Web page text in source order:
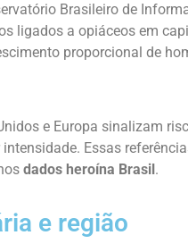
Brasileiro de
ligados a opiáceos em
proporcional de
e Europa sinalizam
Essas
dados heroína Brasil.
e região